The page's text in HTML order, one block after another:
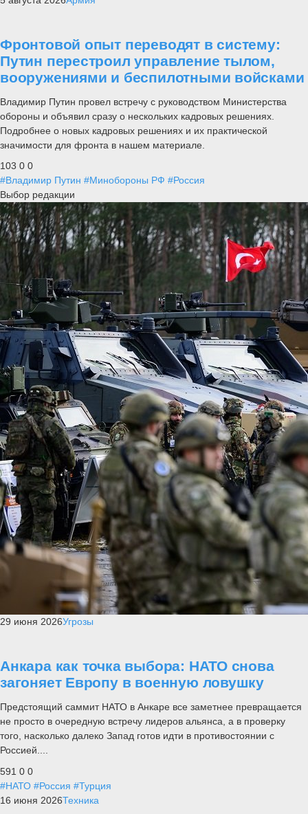
Фронтовой опыт переводят в систему:
Путин перестроил управление тылом,
вооружениями и беспилотными войсками
Владимир Путин провел встречу с руководством Министерства
обороны и объявил сразу о нескольких кадровых решениях.
Подробнее о новых кадровых решениях и их практической
значимости для фронта в нашем материале.
103 0 0
#Владимир Путин #Минобороны РФ #Россия
Выбор редакции
29 июня 2026Угрозы
Анкара как точка выбора: НАТО снова
загоняет Европу в военную ловушку
Предстоящий саммит НАТО в Анкаре все заметнее превращается
не просто в очередную встречу лидеров альянса, а в проверку
того, насколько далеко Запад готов идти в противостоянии с
Россией....
591 0 0
#НАТО #Россия #Турция
16 июня 2026Техника